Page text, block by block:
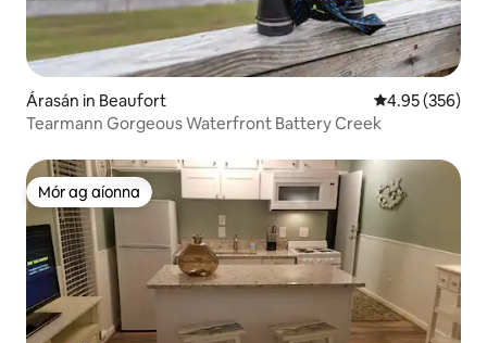
Árasán in Beaufort Meánrátáil
4.95 (356)
Tearmann Gorgeous Waterfront Battery Creek
Mór ag aíonna
Mór ag aíonna